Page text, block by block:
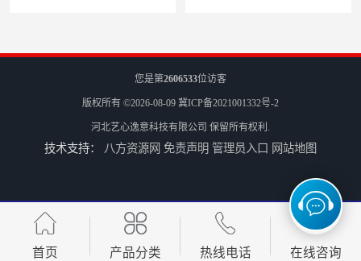
您是第2606533位访客
版权所有 ©2026-08-09 冀ICP备2021001332号-2
河北艺心逸意科技有限公司 保留所有权利.
技术支持： 八方资源网 免责声明 管理员入口 网站地图
首页 产品分类 热线电话 在线咨询